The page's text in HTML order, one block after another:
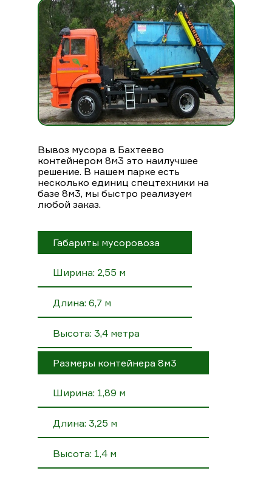
Вывоз мусора в Бахтеево
контейнером 8м3 это наилучшее
решение. В нашем парке есть
несколько единиц спецтехники на
базе 8м3, мы быстро реализуем
любой заказ.
Габариты мусоровоза
Ширина: 2,55 м
Длина: 6,7 м
Высота: 3,4 метра
Размеры контейнера 8м3
Ширина: 1,89 м
Длина: 3,25 м
Высота: 1,4 м